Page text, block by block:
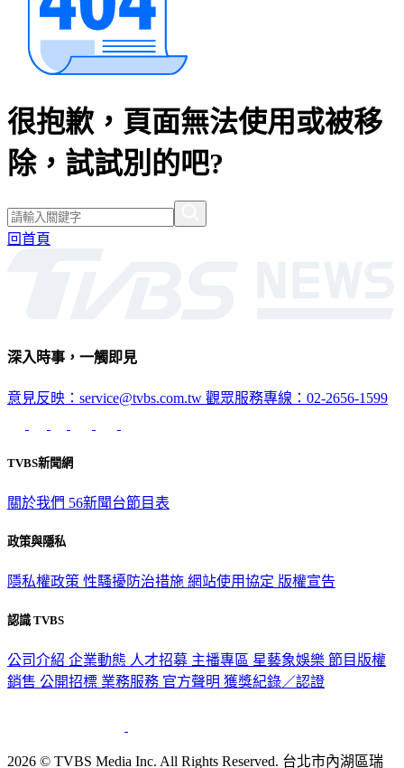
很抱歉，頁面無法使用或被移
除，試試別的吧?
回首頁
深入時事，一觸即見
意見反映：service@tvbs.com.tw 觀眾服務專線：02-2656-1599
TVBS新聞網
關於我們 56新聞台節目表
政策與隱私
隱私權政策 性騷擾防治措施 網站使用協定 版權宣告
認識 TVBS
公司介紹 企業動態 人才招募 主播專區 星藝象娛樂 節目版權
銷售 公開招標 業務服務 官方聲明 獲獎紀錄／認證
2026 © TVBS Media Inc. All Rights Reserved. 台北市內湖區瑞